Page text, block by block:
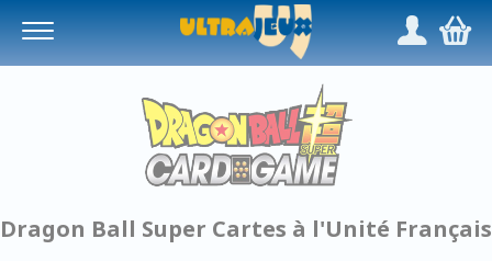
/,
Dragon Ball Super Cartes à l'Unité Français